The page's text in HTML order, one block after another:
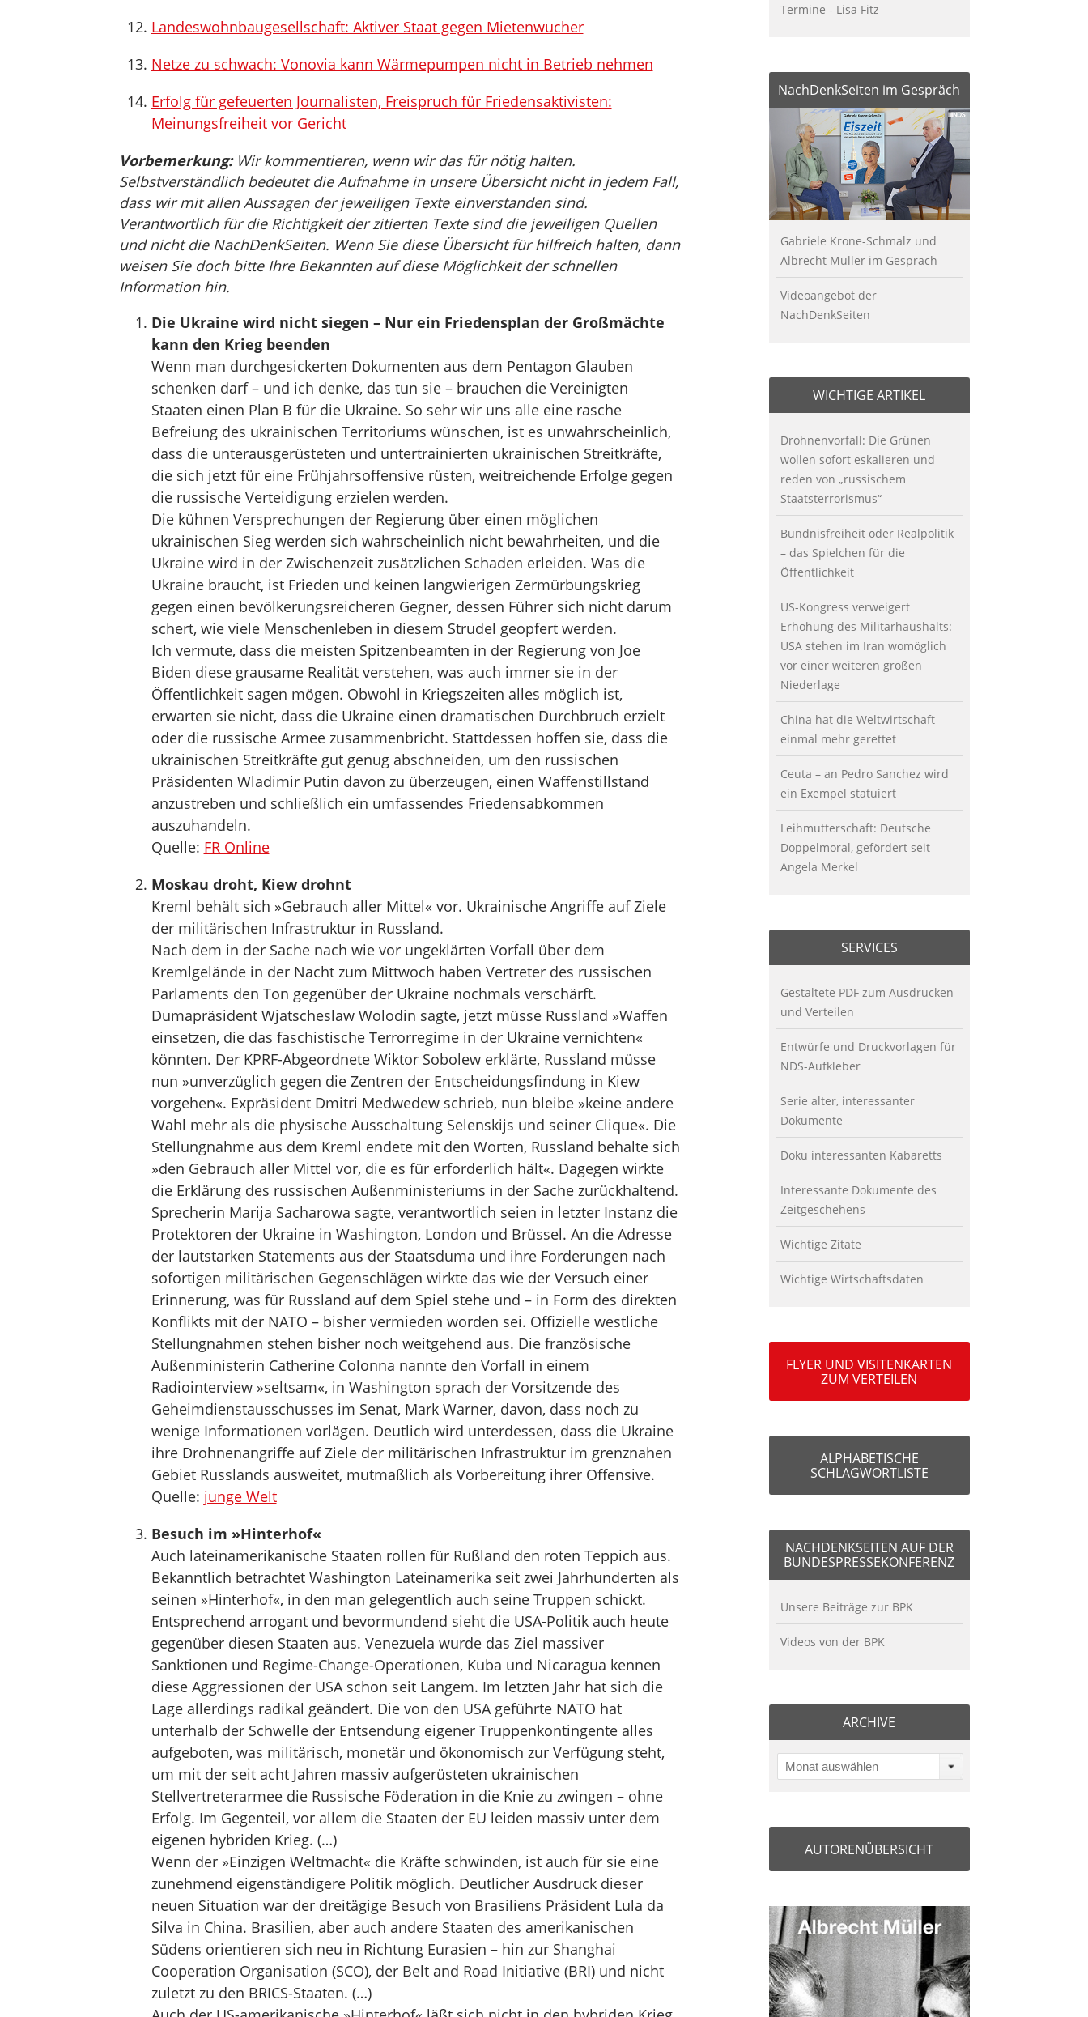
Landeswohnbaugesellschaft: Aktiver Staat gegen Mietenwucher
Netze zu schwach: Vonovia kann Wärmepumpen nicht in Betrieb nehmen
Erfolg für gefeuerten Journalisten, Freispruch für Friedensaktivisten:
Meinungsfreiheit vor Gericht
Vorbemerkung:Wir kommentieren, wenn wir das für nötig halten.
Selbstverständlich bedeutet die Aufnahme in unsere Übersicht nicht in jedem Fall,
dass wir mit allen Aussagen der jeweiligen Texte einverstanden sind.
Verantwortlich für die Richtigkeit der zitierten Texte sind die jeweiligen Quellen
und nicht die NachDenkSeiten. Wenn Sie diese Übersicht für hilfreich halten, dann
weisen Sie doch bitte Ihre Bekannten auf diese Möglichkeit der schnellen
Information hin.
Die Ukraine wird nicht siegen – Nur ein Friedensplan der Großmächte
kann den Krieg beenden
Wenn man durchgesickerten Dokumenten aus dem Pentagon Glauben
schenken darf – und ich denke, das tun sie – brauchen die Vereinigten
Staaten einen Plan B für die Ukraine. So sehr wir uns alle eine rasche
Befreiung des ukrainischen Territoriums wünschen, ist es unwahrscheinlich,
dass die unterausgerüsteten und untertrainierten ukrainischen Streitkräfte,
die sich jetzt für eine Frühjahrsoffensive rüsten, weitreichende Erfolge gegen
die russische Verteidigung erzielen werden.
Die kühnen Versprechungen der Regierung über einen möglichen
ukrainischen Sieg werden sich wahrscheinlich nicht bewahrheiten, und die
Ukraine wird in der Zwischenzeit zusätzlichen Schaden erleiden. Was die
Ukraine braucht, ist Frieden und keinen langwierigen Zermürbungskrieg
gegen einen bevölkerungsreicheren Gegner, dessen Führer sich nicht darum
schert, wie viele Menschenleben in diesem Strudel geopfert werden.
Ich vermute, dass die meisten Spitzenbeamten in der Regierung von Joe
Biden diese grausame Realität verstehen, was auch immer sie in der
Öffentlichkeit sagen mögen. Obwohl in Kriegszeiten alles möglich ist,
erwarten sie nicht, dass die Ukraine einen dramatischen Durchbruch erzielt
oder die russische Armee zusammenbricht. Stattdessen hoffen sie, dass die
ukrainischen Streitkräfte gut genug abschneiden, um den russischen
Präsidenten Wladimir Putin davon zu überzeugen, einen Waffenstillstand
anzustreben und schließlich ein umfassendes Friedensabkommen
auszuhandeln.
Quelle: FR Online
Moskau droht, Kiew drohnt
Kreml behält sich »Gebrauch aller Mittel« vor. Ukrainische Angriffe auf Ziele
der militärischen Infrastruktur in Russland.
Nach dem in der Sache nach wie vor ungeklärten Vorfall über dem
Kremlgelände in der Nacht zum Mittwoch haben Vertreter des russischen
Parlaments den Ton gegenüber der Ukraine nochmals verschärft.
Dumapräsident Wjatscheslaw Wolodin sagte, jetzt müsse Russland »Waffen
einsetzen, die das faschistische Terrorregime in der Ukraine vernichten«
könnten. Der KPRF-Abgeordnete Wiktor Sobolew erklärte, Russland müsse
nun »unverzüglich gegen die Zentren der Entscheidungsfindung in Kiew
vorgehen«. Expräsident Dmitri Medwedew schrieb, nun bleibe »keine andere
Wahl mehr als die physische Ausschaltung Selenskijs und seiner Clique«. Die
Stellungnahme aus dem Kreml endete mit den Worten, Russland behalte sich
»den Gebrauch aller Mittel vor, die es für erforderlich hält«. Dagegen wirkte
die Erklärung des russischen Außenministeriums in der Sache zurückhaltend.
Sprecherin Marija Sacharowa sagte, verantwortlich seien in letzter Instanz die
Protektoren der Ukraine in Washington, London und Brüssel. An die Adresse
der lautstarken Statements aus der Staatsduma und ihre Forderungen nach
sofortigen militärischen Gegenschlägen wirkte das wie der Versuch einer
Erinnerung, was für Russland auf dem Spiel stehe und – in Form des direkten
Konflikts mit der NATO – bisher vermieden worden sei. Offizielle westliche
Stellungnahmen stehen bisher noch weitgehend aus. Die französische
Außenministerin Catherine Colonna nannte den Vorfall in einem
Radiointerview »seltsam«, in Washington sprach der Vorsitzende des
Geheimdienstausschusses im Senat, Mark Warner, davon, dass noch zu
wenige Informationen vorlägen. Deutlich wird unterdessen, dass die Ukraine
ihre Drohnenangriffe auf Ziele der militärischen Infrastruktur im grenznahen
Gebiet Russlands ausweitet, mutmaßlich als Vorbereitung ihrer Offensive.
Quelle: junge Welt
Besuch im »Hinterhof«
Auch lateinamerikanische Staaten rollen für Rußland den roten Teppich aus.
Bekanntlich betrachtet Washington Lateinamerika seit zwei Jahrhunderten als
seinen »Hinterhof«, in den man gelegentlich auch seine Truppen schickt.
Entsprechend arrogant und bevormundend sieht die USA-Politik auch heute
gegenüber diesen Staaten aus. Venezuela wurde das Ziel massiver
Sanktionen und Regime-Change-Operationen, Kuba und Nicaragua kennen
diese Aggressionen der USA schon seit Langem. Im letzten Jahr hat sich die
Lage allerdings radikal geändert. Die von den USA geführte NATO hat
unterhalb der Schwelle der Entsendung eigener Truppenkontingente alles
aufgeboten, was militärisch, monetär und ökonomisch zur Verfügung steht,
um mit der seit acht Jahren massiv aufgerüsteten ukrainischen
Stellvertreterarmee die Russische Föderation in die Knie zu zwingen – ohne
Erfolg. Im Gegenteil, vor allem die Staaten der EU leiden massiv unter dem
eigenen hybriden Krieg. (…)
Wenn der »Einzigen Weltmacht« die Kräfte schwinden, ist auch für sie eine
zunehmend eigenständigere Politik möglich. Deutlicher Ausdruck dieser
neuen Situation war der dreitägige Besuch von Brasiliens Präsident Lula da
Silva in China. Brasilien, aber auch andere Staaten des amerikanischen
Südens orientieren sich neu in Richtung Eurasien – hin zur Shanghai
Cooperation Organisation (SCO), der Belt and Road Initiative (BRI) und nicht
zuletzt zu den BRICS-Staaten. (…)
Termine - Lisa Fitz
NachDenkSeiten im Gespräch
Gabriele Krone-Schmalz und
Albrecht Müller im Gespräch
Videoangebot der
NachDenkSeiten
WICHTIGE ARTIKEL
Drohnenvorfall: Die Grünen
wollen sofort eskalieren und
reden von „russischem
Staatsterrorismus“
Bündnisfreiheit oder Realpolitik
– das Spielchen für die
Öffentlichkeit
US-Kongress verweigert
Erhöhung des Militärhaushalts:
USA stehen im Iran womöglich
vor einer weiteren großen
Niederlage
China hat die Weltwirtschaft
einmal mehr gerettet
Ceuta – an Pedro Sanchez wird
ein Exempel statuiert
Leihmutterschaft: Deutsche
Doppelmoral, gefördert seit
Angela Merkel
SERVICES
Gestaltete PDF zum Ausdrucken
und Verteilen
Entwürfe und Druckvorlagen für
NDS-Aufkleber
Serie alter, interessanter
Dokumente
Doku interessanten Kabaretts
Interessante Dokumente des
Zeitgeschehens
Wichtige Zitate
Wichtige Wirtschaftsdaten
FLYER UND VISITENKARTEN
ZUM VERTEILEN
ALPHABETISCHE
SCHLAGWORTLISTE
NACHDENKSEITEN AUF DER
BUNDESPRESSEKONFERENZ
Unsere Beiträge zur BPK
Videos von der BPK
ARCHIVE
Monat auswählen
AUTORENÜBERSICHT